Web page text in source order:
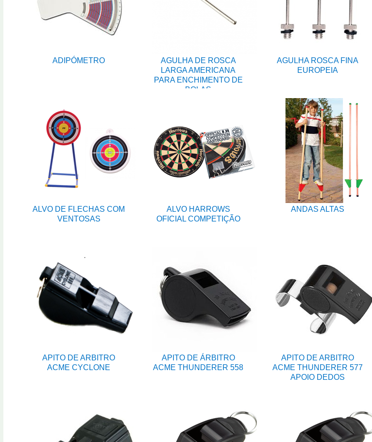
ADIPÓMETRO
AGULHA DE ROSCA
LARGA AMERICANA
PARA ENCHIMENTO DE
BOLAS
AGULHA ROSCA FINA
EUROPEIA
ALVO DE FLECHAS COM
VENTOSAS
ALVO HARROWS
OFICIAL COMPETIÇÃO
ANDAS ALTAS
APITO DE ARBITRO
ACME CYCLONE
APITO DE ÁRBITRO
ACME THUNDERER 558
APITO DE ARBITRO
ACME THUNDERER 577
APOIO DEDOS